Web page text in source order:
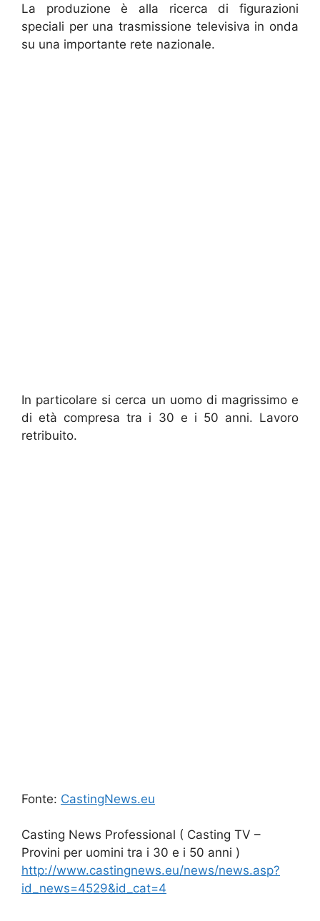
La produzione è alla ricerca di figurazioni
speciali per una trasmissione televisiva in onda
su una importante rete nazionale.
In particolare si cerca un uomo di magrissimo e
di età compresa tra i 30 e i 50 anni. Lavoro
retribuito.
Fonte: CastingNews.eu
Casting News Professional ( Casting TV –
Provini per uomini tra i 30 e i 50 anni )
http://www.castingnews.eu/news/news.asp?
id_news=4529&id_cat=4